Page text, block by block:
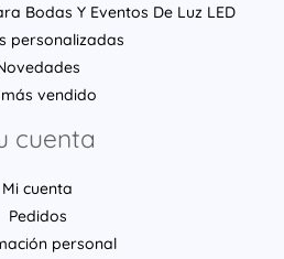
Bodas Y Eventos De Luz LED
personalizadas
vendido
cuenta
Mi cuenta
Pedidos
personal